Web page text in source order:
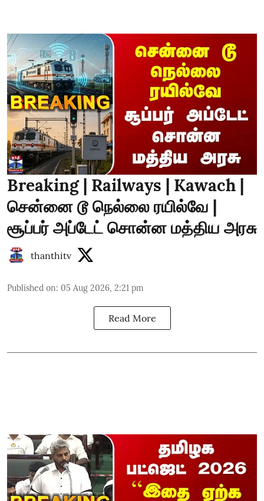
Breaking | Railways | Kawach |
சென்னை டூ நெல்லை ரயில்வே |
சூப்பர் அப்டேட் சொன்ன மத்திய அரசு
thanthitv
Published on: 05 Aug 2026, 2:21 pm
Read More